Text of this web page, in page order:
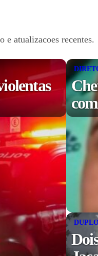
e atualizacoes recentes.